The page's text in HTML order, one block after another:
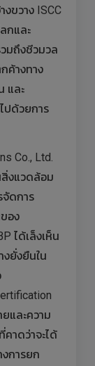
ขวาง ISCC
กและ
มถึงชีวมวล
ค้างทาง
และ
ปด้วยการ
Co., Ltd.
งแวดล้อม
จัดการ
อง
ได้เล็งเห็น
ยั่งยืนใน
และความ
คาดว่าจะได้
งการยก